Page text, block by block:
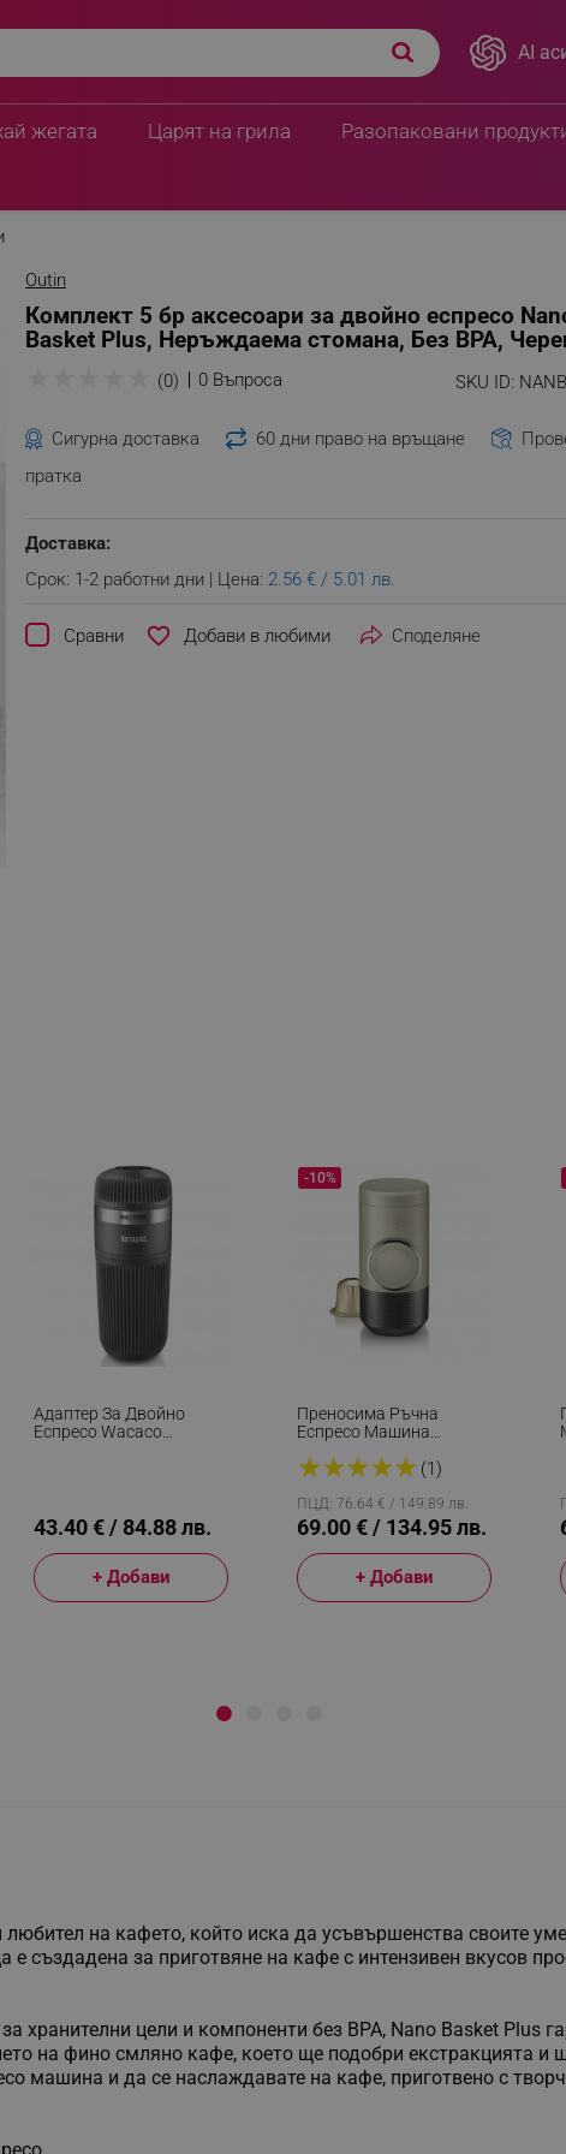
AI
жегата Царят на грила Разопаковани
Outin
Комплект 5 бр аксесоари за двойно еспресо
Basket Plus, Неръждаема стомана, Без BPA,
SKU ID:
(0) 0 Въпроса
Сигурна доставка 60 дни право на връщане
пратка
Доставка:
Срок: 1-2 работни дни | Цена: 2.56 € / 5.01 лв.
Сравни favorite_border Споделяне
Адаптер За Двойно
Еспресо Wacaco
43.40 € / 84.88 лв.
+ Добави
Преносима Ръчна
Еспресо Машина
Без Необходимост От
Зареждане И Батерии,
80 Мл, Nespresso
Капсули, Сив/Черен
★★★★★(1)
-10%
ПЦД: 76.64 € / 149.89 лв.
69.00 € / 134.95 лв.
+ Добави
любител на кафето, който иска да усъвършенства своите
създадена за приготвяне на кафе с интензивен вкусов
хранителни цели и компоненти без BPA, Nano Basket Plus
на фино смляно кафе, което ще подобри екстракцията
машина и да се наслаждавате на кафе, приготвено с
Basket Plus,
ПЦД:48.56 € / 94.98 лв.